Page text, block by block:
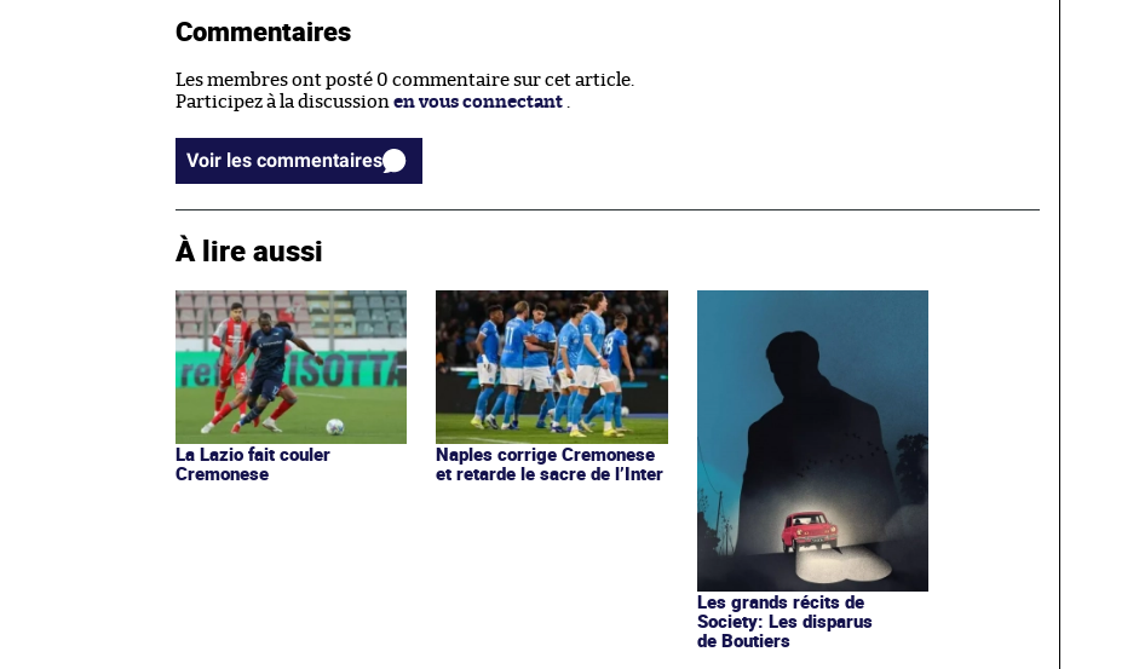
Commentaires
Les membres ont posté 0 commentaire sur cet article.
Participez à la discussion en vous connectant .
Voir les commentaires
À lire aussi
La Lazio fait couler
Cremonese
Naples corrige Cremonese
et retarde le sacre de l’Inter
Les grands récits de
Society: Les disparus
de Boutiers